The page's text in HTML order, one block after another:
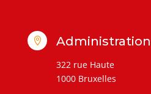
 Administration
322 rue Haute
1000 Bruxelles